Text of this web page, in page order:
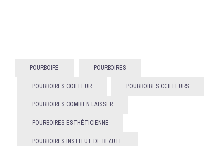
POURBOIRE POURBOIRES
POURBOIRES COIFFEUR POURBOIRES COIFFEURS
POURBOIRES COMBIEN LAISSER
POURBOIRES ESTHÉTICIENNE
POURBOIRES INSTITUT DE BEAUTÉ